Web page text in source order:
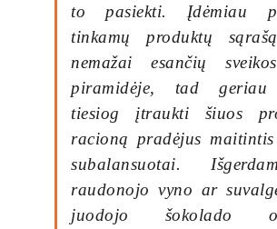
to pasiekti. Įdėmiau
tinkamų produktų
nemažai esančių
piramidėje, tad geriau
tiesiog įtraukti šiuos
racioną pradėjus
subalansuotai.
raudonojo vyno ar
juodojo šokolado